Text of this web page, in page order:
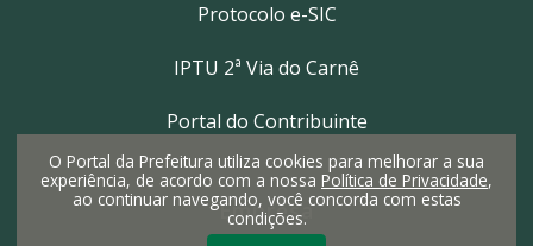
Protocolo e-SIC
IPTU 2ª Via do Carnê
Portal do Contribuinte
Empresa
O Portal da Prefeitura utiliza cookies para melhorar a sua
experiência, de acordo com a nossa Política de Privacidade,
ao continuar navegando, você concorda com estas
condições.